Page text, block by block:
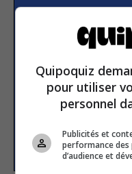
newsletter
Email address
Quipoquiz
pour utiliser
personnel
Publicités et
performance des
d’audience et